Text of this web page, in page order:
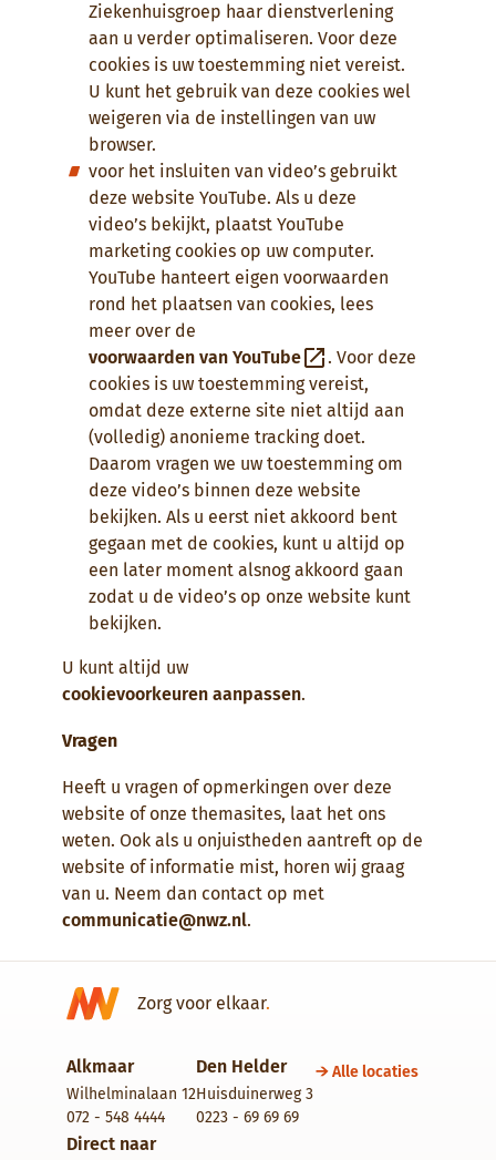
Ziekenhuisgroep haar dienstverlening
aan u verder optimaliseren. Voor deze
cookies is uw toestemming niet vereist.
U kunt het gebruik van deze cookies wel
weigeren via de instellingen van uw
browser.
voor het insluiten van video’s gebruikt
deze website YouTube. Als u deze
video’s bekijkt, plaatst YouTube
marketing cookies op uw computer.
YouTube hanteert eigen voorwaarden
rond het plaatsen van cookies, lees
meer over de
voorwaarden van YouTube
. Voor deze
cookies is uw toestemming vereist,
omdat deze externe site niet altijd aan
(volledig) anonieme tracking doet.
Daarom vragen we uw toestemming om
deze video’s binnen deze website
bekijken. Als u eerst niet akkoord bent
gegaan met de cookies, kunt u altijd op
een later moment alsnog akkoord gaan
zodat u de video’s op onze website kunt
bekijken.
U kunt altijd uw
cookievoorkeuren aanpassen.
Vragen
Heeft u vragen of opmerkingen over deze
website of onze themasites, laat het ons
weten. Ook als u onjuistheden aantreft op de
website of informatie mist, horen wij graag
van u. Neem dan contact op met
communicatie@nwz.nl.
Zorg voor elkaar.
Alkmaar
Wilhelminalaan 12
072 - 548 4444
Den Helder
Huisduinerweg 3
0223 - 69 69 69
Alle locaties
Direct naar